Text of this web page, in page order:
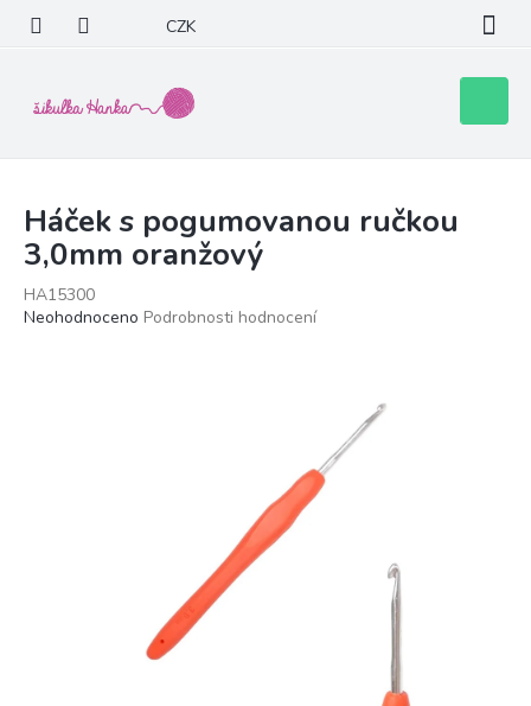
obsah
CZK
košík
Háček s pogumovanou ručkou
3,0mm oranžový
HA15300
Průměrné
Neohodnoceno Podrobnosti hodnocení